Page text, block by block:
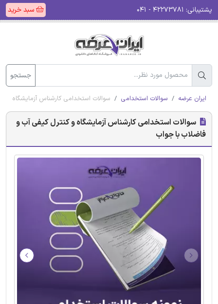
پشتیبانی: سبد خرید
جستجو
ایران عرضه سوالات استخدامی سوالات استخدامی کارشناس آزمایشگاه و
سوالات استخدامی کارشناس آزمایشگاه و کنترل کیفی آب و
فاضلاب با جواب